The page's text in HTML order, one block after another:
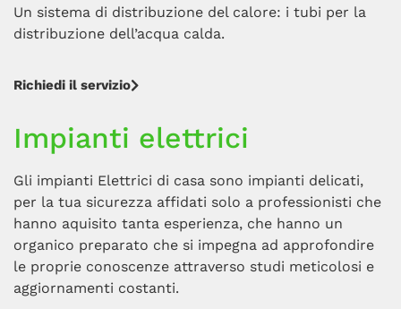
Un sistema di distribuzione del calore: i tubi per la
distribuzione dell’acqua calda.
Richiedi il servizio
Impianti elettrici
Gli impianti Elettrici di casa sono impianti delicati,
per la tua sicurezza affidati solo a professionisti che
hanno aquisito tanta esperienza, che hanno un
organico preparato che si impegna ad approfondire
le proprie conoscenze attraverso studi meticolosi e
aggiornamenti costanti.